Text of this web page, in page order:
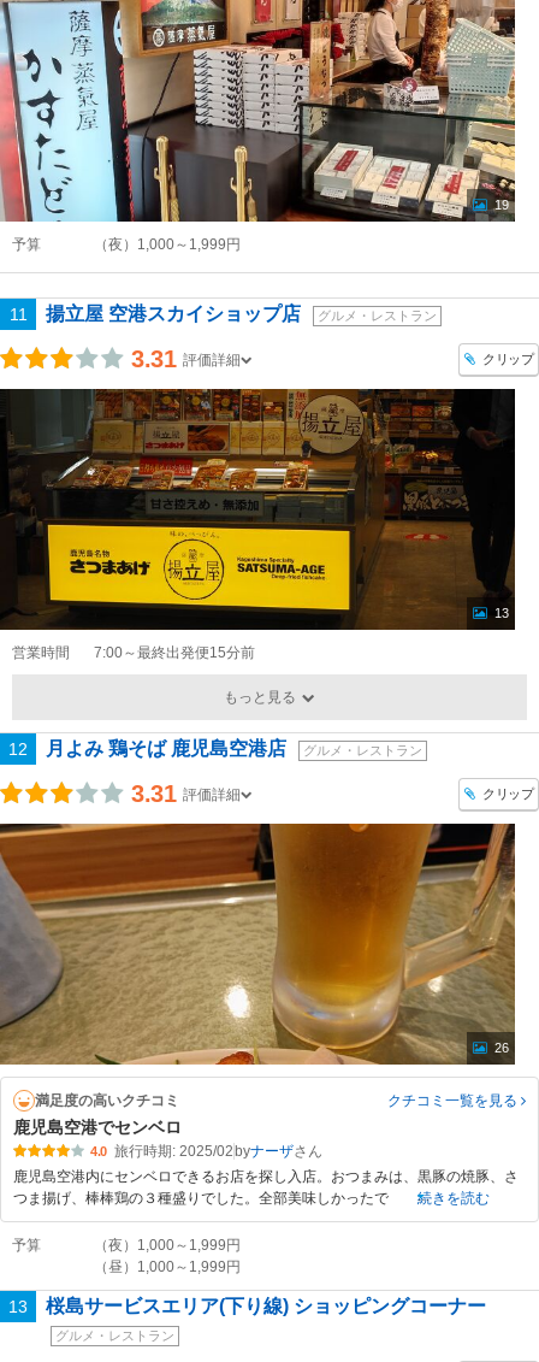
19
予算 （夜）1,000～1,999円
11 揚立屋 空港スカイショップ店 グルメ・レストラン
3.31 評価詳細 クリップ
13
営業時間 7:00～最終出発便15分前
もっと見る
12 月よみ 鶏そば 鹿児島空港店 グルメ・レストラン
3.31 評価詳細 クリップ
26
満足度の高いクチコミ クチコミ一覧を見る
鹿児島空港でセンベロ
4.0 旅行時期: 2025/02 byナーザ
鹿児島空港内にセンベロできるお店を探し入店。おつまみは、黒豚の焼豚、さ
つま揚げ、棒棒鶏の３種盛りでした。全部美味しかったで
続きを読む
予算
（夜）1,000～1,999円
（昼）1,000～1,999円
13 桜島サービスエリア(下り線) ショッピングコーナー
グルメ・レストラン